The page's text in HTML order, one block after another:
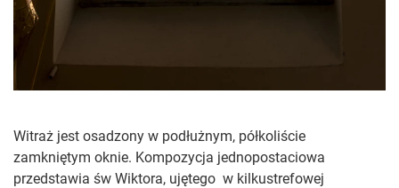
Witraż jest osadzony w podłużnym, półkoliście
zamkniętym oknie. Kompozycja jednopostaciowa
przedstawia św Wiktora, ujętego w kilkustrefowej